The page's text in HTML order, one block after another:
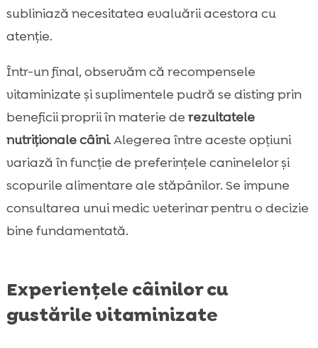
subliniază necesitatea evaluării acestora cu
atenție.
Într-un final, observăm că recompensele
vitaminizate și suplimentele pudră se disting prin
beneficii proprii în materie de rezultatele
nutriționale câini. Alegerea între aceste opțiuni
variază în funcție de preferințele caninelelor și
scopurile alimentare ale stăpânilor. Se impune
consultarea unui medic veterinar pentru o decizie
bine fundamentată.
Experiențele câinilor cu
gustările vitaminizate